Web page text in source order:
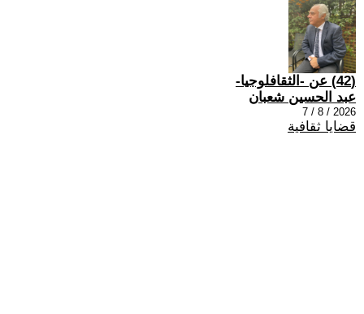
(42) عن -الثقافلوجيا-
عبد الحسين شعبان
2026 / 8 / 7
قضايا ثقافية